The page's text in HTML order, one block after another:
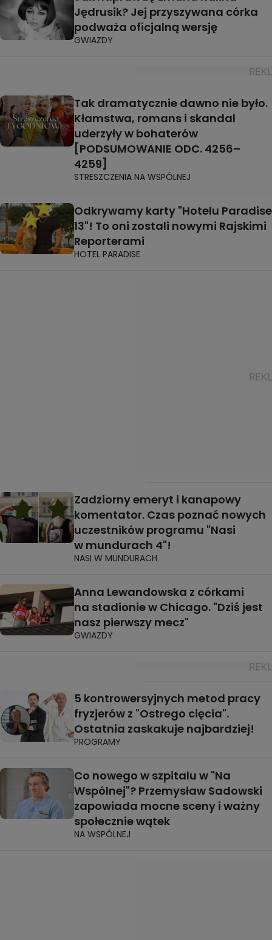
Jędrusik? Jej przyszywana córka
podważa oficjalną wersję
GWIAZDY
Tak dramatycznie dawno nie było.
Kłamstwa, romans i skandal
uderzyły w bohaterów
[PODSUMOWANIE ODC. 4256–
4259]
STRESZCZENIA NA WSPÓLNEJ
Odkrywamy karty "Hotelu Paradise
13"! To oni zostali nowymi Rajskimi
Reporterami
HOTEL PARADISE
Zadziorny emeryt i kanapowy
komentator. Czas poznać nowych
uczestników programu "Nasi
w mundurach 4"!
NASI W MUNDURACH
Anna Lewandowska z córkami
na stadionie w Chicago. "Dziś jest
nasz pierwszy mecz"
GWIAZDY
5 kontrowersyjnych metod pracy
fryzjerów z "Ostrego cięcia".
Ostatnia zaskakuje najbardziej!
PROGRAMY
Co nowego w szpitalu w "Na
Wspólnej"? Przemysław Sadowski
zapowiada mocne sceny i ważny
społecznie wątek
NA WSPÓLNEJ